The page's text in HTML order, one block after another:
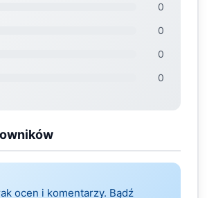
0
0
0
0
ocen i komentarzy. Bądź